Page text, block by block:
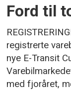
Ford til
registrerte
nye E-Transit
med fjoråret,